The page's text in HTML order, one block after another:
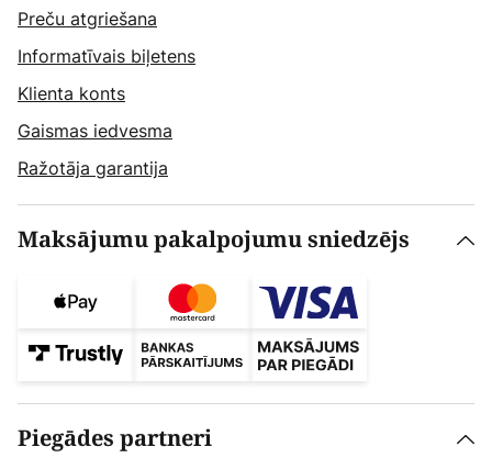
Preču atgriešana
Informatīvais biļetens
Klienta konts
Gaismas iedvesma
Ražotāja garantija
Maksājumu pakalpojumu sniedzējs
Piegādes partneri